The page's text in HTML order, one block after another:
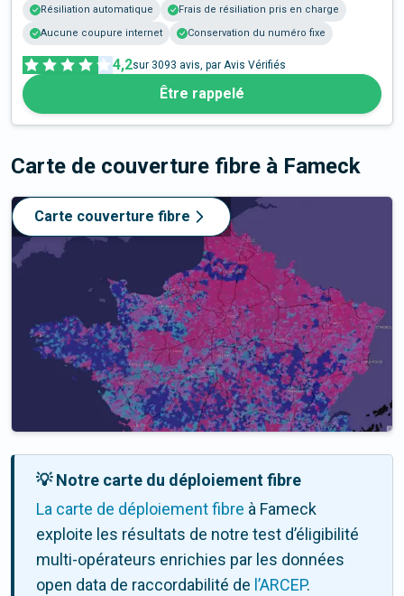
Résiliation automatique
Frais de résiliation pris en charge
Aucune coupure internet
Conservation du numéro fixe
4,2sur 3093 avis, par Avis Vérifiés
Être rappelé
Carte de couverture fibre à Fameck
Carte couverture fibre
💡 Notre carte du déploiement fibre
La carte de déploiement fibre à Fameck
exploite les résultats de notre test d’éligibilité
multi-opérateurs enrichies par les données
open data de raccordabilité de l’ARCEP.